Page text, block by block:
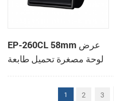
EP-260CL 58mm عرض
لوحة مصغرة تحميل طابعة
حرارية مع لصناعة
السيارات في القاطع
1 2 3